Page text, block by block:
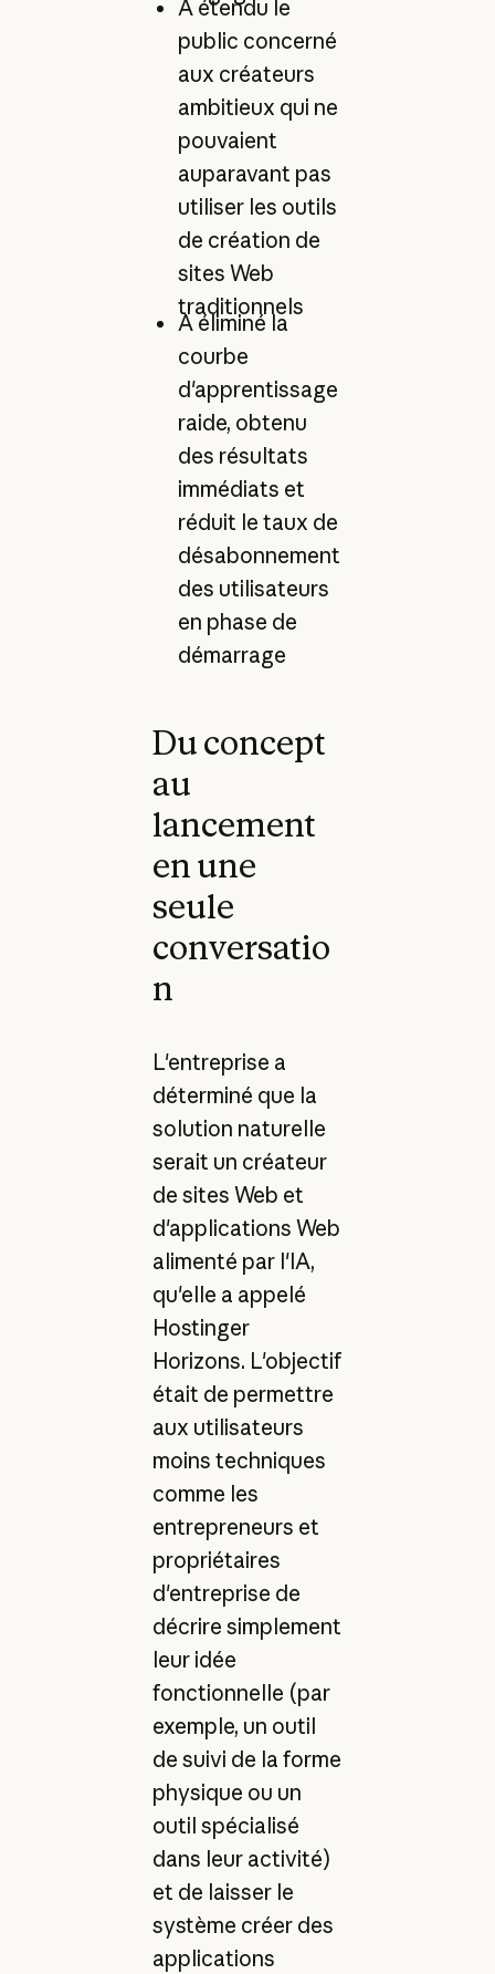
A étendu le
public concerné
aux créateurs
ambitieux qui ne
pouvaient
auparavant pas
utiliser les outils
de création de
sites Web
traditionnels
A éliminé la
courbe
d'apprentissage
raide, obtenu
des résultats
immédiats et
réduit le taux de
désabonnement
des utilisateurs
en phase de
démarrage
Du concept
au
lancement
en une
seule
conversatio
n
L'entreprise a
déterminé que la
solution naturelle
serait un créateur
de sites Web et
d'applications Web
alimenté par l'IA,
qu'elle a appelé
Hostinger
Horizons. L'objectif
était de permettre
aux utilisateurs
moins techniques
comme les
entrepreneurs et
propriétaires
d'entreprise de
décrire simplement
leur idée
fonctionnelle (par
exemple, un outil
de suivi de la forme
physique ou un
outil spécialisé
dans leur activité)
et de laisser le
système créer des
applications